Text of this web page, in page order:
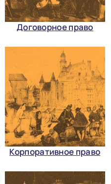
Договорное право
Корпоративное право